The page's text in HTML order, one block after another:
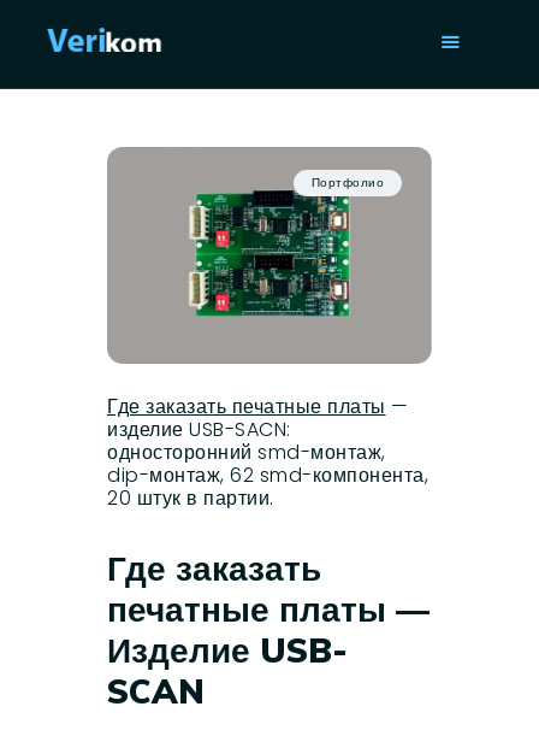
ПОРТФОЛИО
СТАТЬИ
О НАС
Портфолио
Где заказать печатные платы —
изделие USB-SACN:
односторонний smd-монтаж,
dip-монтаж, 62 smd-компонента,
20 штук в партии.
Где заказать
печатные платы —
Изделие USB-
SCAN